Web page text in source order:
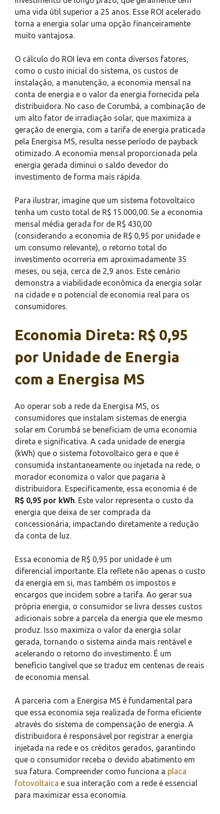
uma vida útil superior a 25 anos. Esse ROI acelerado
torna a energia solar uma opção financeiramente
muito vantajosa.
O cálculo do ROI leva em conta diversos fatores,
como o custo inicial do sistema, os custos de
instalação, a manutenção, a economia mensal na
conta de energia e o valor da energia fornecida pela
distribuidora. No caso de Corumbá, a combinação de
um alto fator de irradiação solar, que maximiza a
geração de energia, com a tarifa de energia praticada
pela Energisa MS, resulta nesse período de payback
otimizado. A economia mensal proporcionada pela
energia gerada diminui o saldo devedor do
investimento de forma mais rápida.
Para ilustrar, imagine que um sistema fotovoltaico
tenha um custo total de R$ 15.000,00. Se a economia
mensal média gerada for de R$ 430,00
(considerando a economia de R$ 0,95 por unidade e
um consumo relevante), o retorno total do
investimento ocorreria em aproximadamente 35
meses, ou seja, cerca de 2,9 anos. Este cenário
demonstra a viabilidade econômica da energia solar
na cidade e o potencial de economia real para os
consumidores.
Economia Direta: R$ 0,95
por Unidade de Energia
com a Energisa MS
Ao operar sob a rede da Energisa MS, os
consumidores que instalam sistemas de energia
solar em Corumbá se beneficiam de uma economia
direta e significativa. A cada unidade de energia
(kWh) que o sistema fotovoltaico gera e que é
consumida instantaneamente ou injetada na rede, o
morador economiza o valor que pagaria à
distribuidora. Especificamente, essa economia é de
R$ 0,95 por kWh . Este valor representa o custo da
energia que deixa de ser comprada da
concessionária, impactando diretamente a redução
da conta de luz.
Essa economia de R$ 0,95 por unidade é um
diferencial importante. Ela reflete não apenas o custo
da energia em si, mas também os impostos e
encargos que incidem sobre a tarifa. Ao gerar sua
própria energia, o consumidor se livra desses custos
adicionais sobre a parcela da energia que ele mesmo
produz. Isso maximiza o valor da energia solar
gerada, tornando o sistema ainda mais rentável e
acelerando o retorno do investimento. É um
benefício tangível que se traduz em centenas de reais
de economia mensal.
A parceria com a Energisa MS é fundamental para
que essa economia seja realizada de forma eficiente
através do sistema de compensação de energia. A
distribuidora é responsável por registrar a energia
injetada na rede e os créditos gerados, garantindo
que o consumidor receba o devido abatimento em
sua fatura. Compreender como funciona a placa
fotovoltaica e sua interação com a rede é essencial
para maximizar essa economia.